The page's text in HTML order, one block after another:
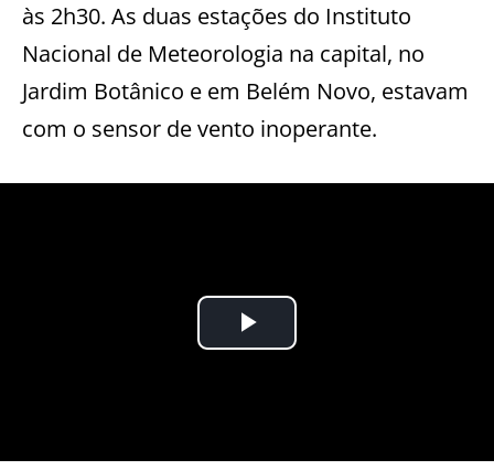
às 2h30. As duas estações do Instituto
Nacional de Meteorologia na capital, no
Jardim Botânico e em Belém Novo, estavam
com o sensor de vento inoperante.